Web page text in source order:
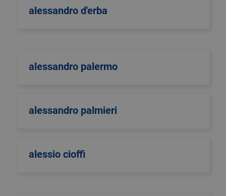
alessandro d'erba
alessandro palermo
alessandro palmieri
alessio cioffi